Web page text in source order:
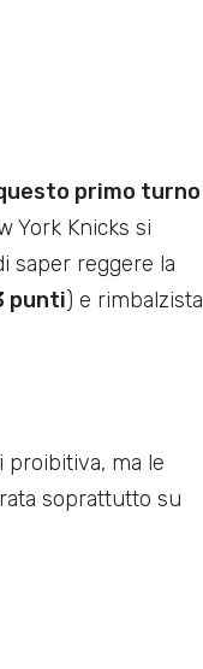
primo turno
York Knicks si
saper reggere la
punti) e rimbalzista
proibitiva, ma le
soprattutto su